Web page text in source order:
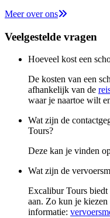
Meer over ons
Veelgestelde vragen
Hoeveel kost een
De kosten van een
afhankelijk van de
waar je naartoe wilt
Wat zijn de
Tours?
Deze kan je vinden
Wat zijn de
Excalibur Tours
aan. Zo kun je
informatie: